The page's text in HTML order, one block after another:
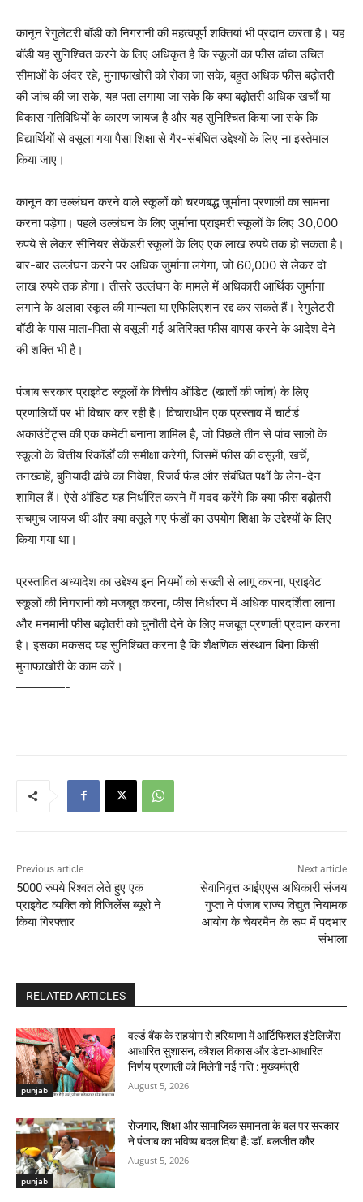
कानून रेगुलेटरी बॉडी को निगरानी की महत्वपूर्ण शक्तियां भी प्रदान करता है। यह
बॉडी यह सुनिश्चित करने के लिए अधिकृत है कि स्कूलों का फीस ढांचा उचित
सीमाओं के अंदर रहे, मुनाफाखोरी को रोका जा सके, बहुत अधिक फीस बढ़ोतरी
की जांच की जा सके, यह पता लगाया जा सके कि क्या बढ़ोतरी अधिक खर्चों या
विकास गतिविधियों के कारण जायज है और यह सुनिश्चित किया जा सके कि
विद्यार्थियों से वसूला गया पैसा शिक्षा से गैर-संबंधित उद्देश्यों के लिए ना इस्तेमाल
किया जाए।
कानून का उल्लंघन करने वाले स्कूलों को चरणबद्ध जुर्माना प्रणाली का सामना
करना पड़ेगा। पहले उल्लंघन के लिए जुर्माना प्राइमरी स्कूलों के लिए 30,000
रुपये से लेकर सीनियर सेकेंडरी स्कूलों के लिए एक लाख रुपये तक हो सकता है।
बार-बार उल्लंघन करने पर अधिक जुर्माना लगेगा, जो 60,000 से लेकर दो
लाख रुपये तक होगा। तीसरे उल्लंघन के मामले में अधिकारी आर्थिक जुर्माना
लगाने के अलावा स्कूल की मान्यता या एफिलिएशन रद्द कर सकते हैं। रेगुलेटरी
बॉडी के पास माता-पिता से वसूली गई अतिरिक्त फीस वापस करने के आदेश देने
की शक्ति भी है।
पंजाब सरकार प्राइवेट स्कूलों के वित्तीय ऑडिट (खातों की जांच) के लिए
प्रणालियों पर भी विचार कर रही है। विचाराधीन एक प्रस्ताव में चार्टर्ड
अकाउंटेंट्स की एक कमेटी बनाना शामिल है, जो पिछले तीन से पांच सालों के
स्कूलों के वित्तीय रिकॉर्डों की समीक्षा करेगी, जिसमें फीस की वसूली, खर्चे,
तनख्वाहें, बुनियादी ढांचे का निवेश, रिजर्व फंड और संबंधित पक्षों के लेन-देन
शामिल हैं। ऐसे ऑडिट यह निर्धारित करने में मदद करेंगे कि क्या फीस बढ़ोतरी
सचमुच जायज थी और क्या वसूले गए फंडों का उपयोग शिक्षा के उद्देश्यों के लिए
किया गया था।
प्रस्तावित अध्यादेश का उद्देश्य इन नियमों को सख्ती से लागू करना, प्राइवेट
स्कूलों की निगरानी को मजबूत करना, फीस निर्धारण में अधिक पारदर्शिता लाना
और मनमानी फीस बढ़ोतरी को चुनौती देने के लिए मजबूत प्रणाली प्रदान करना
है। इसका मकसद यह सुनिश्चित करना है कि शैक्षणिक संस्थान बिना किसी
मुनाफाखोरी के काम करें।
————-
Previous article
5000 रुपये रिश्वत लेते हुए एक
प्राइवेट व्यक्ति को विजिलेंस ब्यूरो ने
किया गिरफ्तार
Next article
सेवानिवृत्त आईएएस अधिकारी संजय
गुप्ता ने पंजाब राज्य विद्युत नियामक
आयोग के चेयरमैन के रूप में पदभार
संभाला
RELATED ARTICLES
punjab
वर्ल्ड बैंक के सहयोग से हरियाणा में आर्टिफिशल इंटेलिजेंस
आधारित सुशासन, कौशल विकास और डेटा-आधारित
निर्णय प्रणाली को मिलेगी नई गति : मुख्यमंत्री
August 5, 2026
punjab
रोजगार, शिक्षा और सामाजिक समानता के बल पर सरकार
ने पंजाब का भविष्य बदल दिया है: डॉ. बलजीत कौर
August 5, 2026